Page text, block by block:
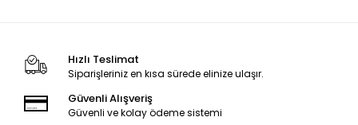
Hızlı Teslimat
Siparişleriniz en kısa sürede elinize ulaşır.
Güvenli Alışveriş
Güvenli ve kolay ödeme sistemi